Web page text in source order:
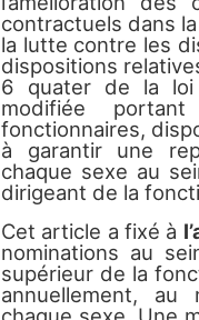
contractuels dans
la lutte contre les
dispositions
6 quater de la
modifiée
fonctionnaires,
à garantir une
chaque sexe au
dirigeant de la
Cet article a fixé à
nominations au
supérieur de la
annuellement,